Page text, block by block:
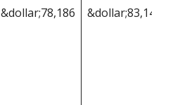
&dollar;78,186 &dollar;83,141